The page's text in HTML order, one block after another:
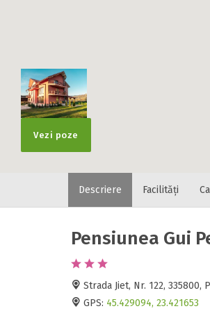
Vezi poze
Descriere Facilități
Pensiunea Gui
Strada Jiet, Nr. 122, 335800,
GPS: 45.429094, 23.421653